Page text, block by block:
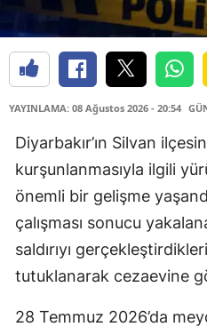
YAYINLAMA: 08 Ağustos 2026 - 20:54
Diyarbakır’ın Silvan
kurşunlanmasıyla ilgili
önemli bir gelişme
çalışması sonucu
saldırıyı
tutuklanarak cezaevine
28 Temmuz 2026’da